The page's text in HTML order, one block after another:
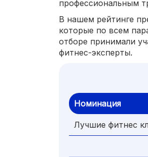
профессиональным
В нашем рейтинге
которые по всем
отборе принимали
фитнес-эксперты.
Номинация
Лучшие фитнес